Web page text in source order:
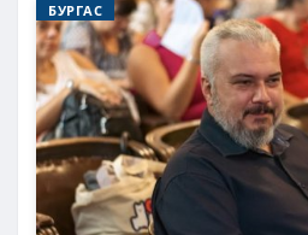
БУРГАС